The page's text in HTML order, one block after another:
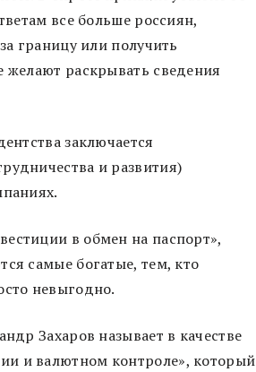
все больше россиян,
границу или получить
желают раскрывать сведения
заключается
и развития)
в обмен на паспорт»,
самые богатые, тем, кто
невыгодно.
Захаров называет в качестве
и валютном контроле», который